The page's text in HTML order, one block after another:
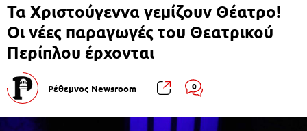
Τα Χριστούγεννα γεμίζουν Θέατρο!
Οι νέες παραγωγές του Θεατρικού
Περίπλου έρχονται
Ρέθεμνος Newsroom 0